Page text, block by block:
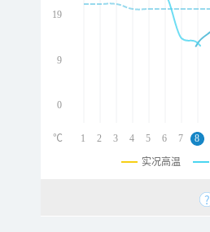
19
9
0
1 2 3 4 5 6 7 8
℃
实况高温